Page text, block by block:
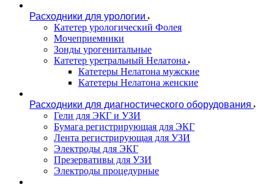
Расходники для урологии
Катетер урологический Фолея
Мочеприемники
Зонды урогенитальные
Катетер уретральный Нелатона
Катетеры Нелатона мужские
Катетеры Нелатона женские
Расходники для диагностического оборудования
Гели для ЭКГ и УЗИ
Бумага регистрирующая для ЭКГ
Лента регистрирующая для УЗИ
Электроды для ЭКГ
Презервативы для УЗИ
Электроды процедурные